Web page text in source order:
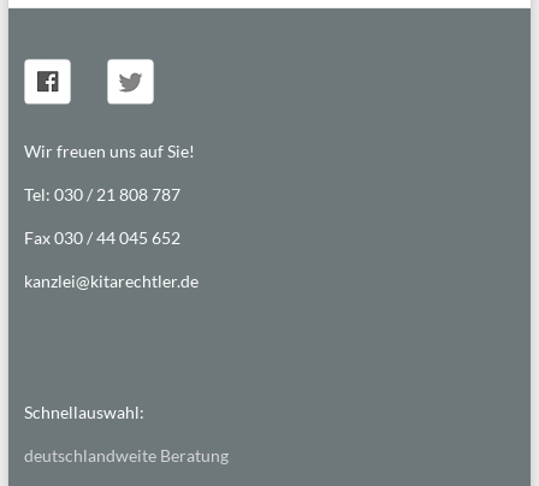
Wir freuen uns auf Sie!
Tel: 030 / 21 808 787
Fax 030 / 44 045 652
kanzlei@kitarechtler.de
Schnellauswahl:
deutschlandweite Beratung